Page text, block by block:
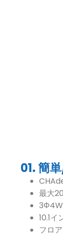
01. 簡
最大
3Φ4W
10.1
フロ